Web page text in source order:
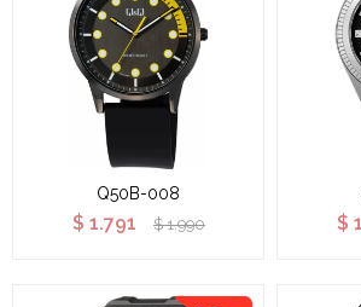
Q50B-008
$ 1.791 $ 1.990 $